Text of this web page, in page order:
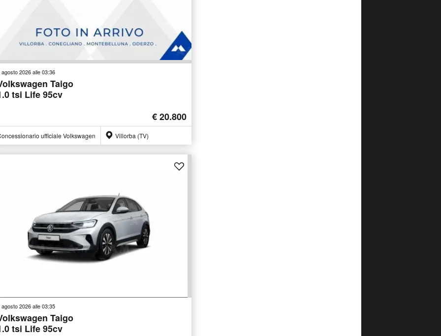
agosto 2026 alle 03:36
Taigo
tsi Life 95cv
€ 20.800
ufficiale Volkswagen Villorba (TV)
agosto 2026 alle 03:35
Taigo
tsi Life 95cv